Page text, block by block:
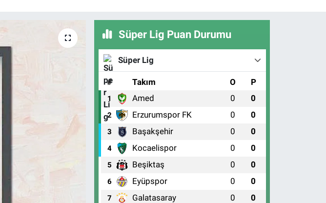
Süper Lig Puan Durumu
Süper Lig
# Takım O P
1 Amed 0 0
2 Erzurumspor FK 0 0
3 Başakşehir 0 0
4 Kocaelispor 0 0
5 Beşiktaş 0 0
6 Eyüpspor 0 0
7 Galatasaray 0 0